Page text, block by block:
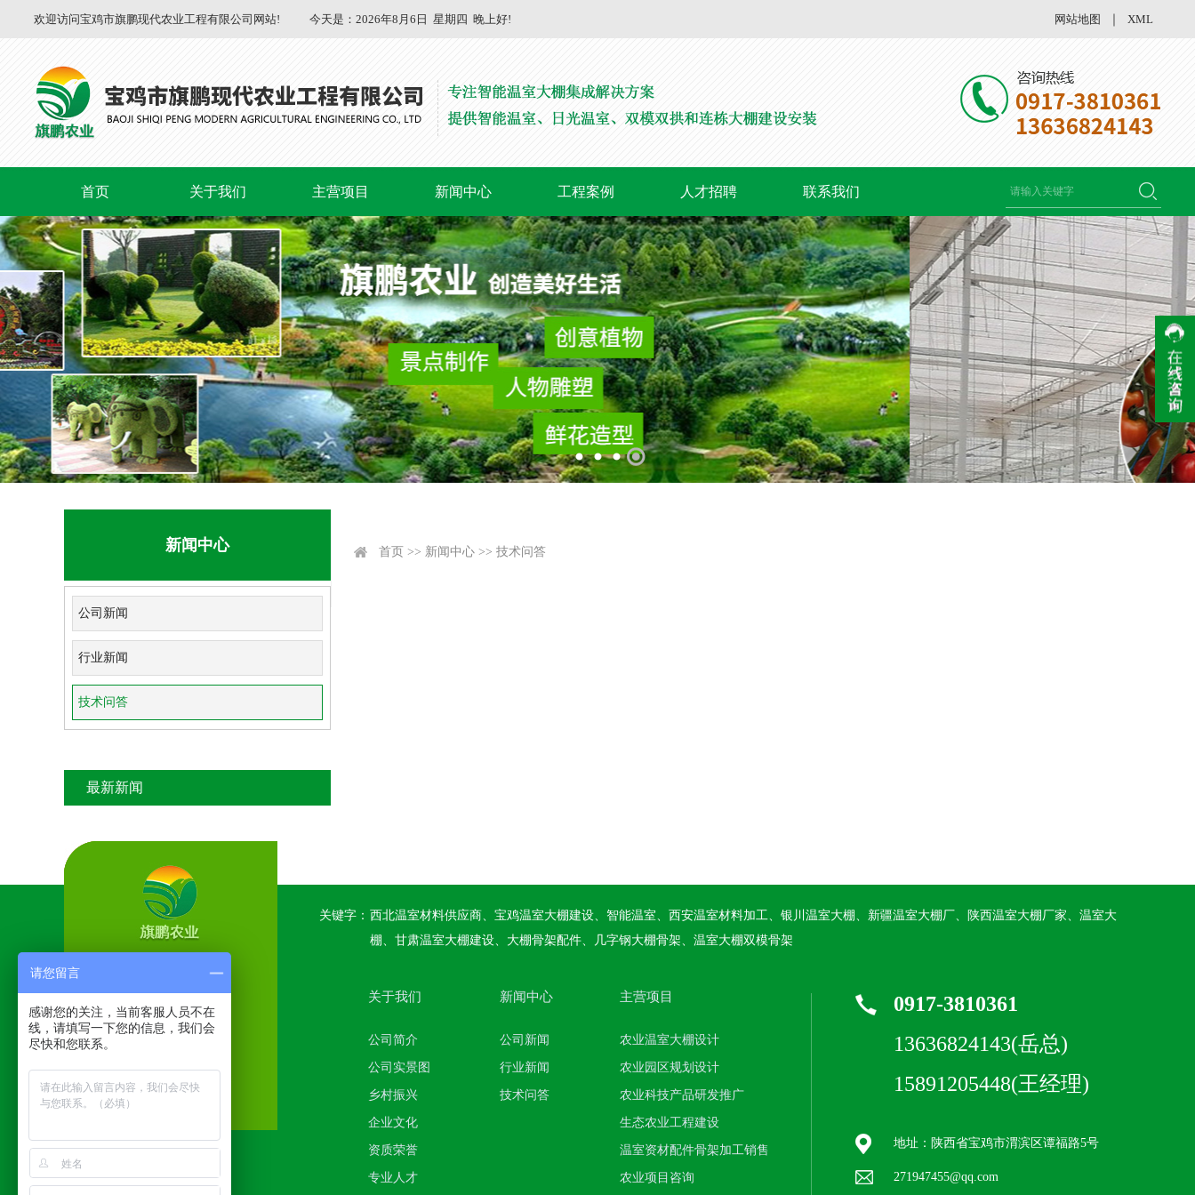
欢迎访问宝鸡市旗鹏现代农业工程有限公司网站! 今天是： 2026年8月6日 星期四 晚上好! 网站地图 XML
首页 关于我们 主营项目 新闻中心 工程案例 人才招聘 联系我们
新闻中心
公司新闻
行业新闻
技术问答
最新新闻
首页 >> 新闻中心 >> 技术问答
关键字： 西北温室材料供应商、宝鸡温室大棚建设、智能温室、西安温室材料加工、银川温室大棚、新疆温室大棚厂、陕西温室大棚厂家、温室大
棚、甘肃温室大棚建设、大棚骨架配件、几字钢大棚骨架、温室大棚双模骨架
关于我们
公司简介
公司实景图
乡村振兴
企业文化
资质荣誉
专业人才
新闻中心
公司新闻
行业新闻
技术问答
主营项目
农业温室大棚设计
农业园区规划设计
农业科技产品研发推广
生态农业工程建设
温室资材配件骨架加工销售
农业项目咨询
0917-3810361
13636824143(岳总)
15891205448(王经理)
地址：陕西省宝鸡市渭滨区谭福路5号
271947455@qq.com
请您留言
感谢您的关注，当前客服人员不在
线，请填写一下您的信息，我们会
尽快和您联系。